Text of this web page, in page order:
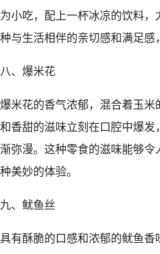
为小吃，配上一杯冰凉的饮料
种与生活相伴的亲切感和满足感
八、爆米花
爆米花的香气浓郁，混合着玉
和香甜的滋味立刻在口腔中爆
渐弥漫。这种零食的滋味能够
种美妙的体验。
九、鱿鱼丝
具有酥脆的口感和浓郁的鱿鱼